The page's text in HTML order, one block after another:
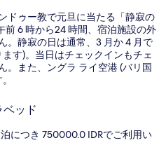
ドゥー教で元旦に当たる「静寂の
前 6 時から24 時間、宿泊施設の外
。静寂の日は通常、3 月か 4 月で
す)。当日はチェックインもチェ
。また、ングラ ライ空港 (バリ国
ッド
につき 750000.0 IDRでご利用い